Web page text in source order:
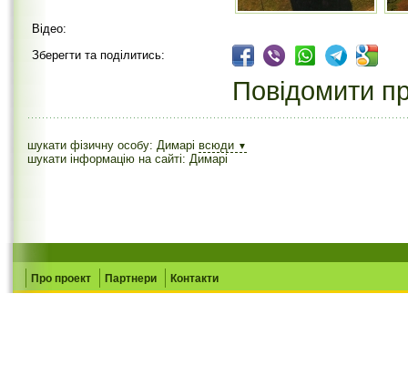
Відео:
Зберегти та поділитись:
Повідомити
шукати фізичну особу: Димарі всюди ▼
шукати інформацію на сайті: Димарі
Про проект Партнери Контакти